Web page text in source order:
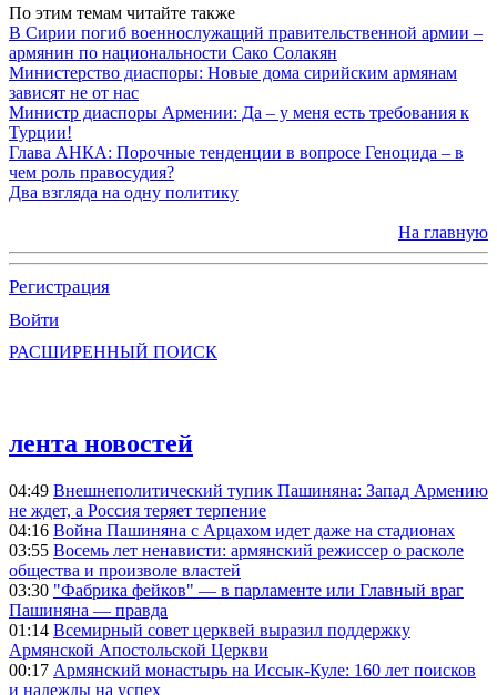
По этим темам читайте также
В Сирии погиб военнослужащий правительственной армии –
армянин по национальности Сако Солакян
Министерство диаспоры: Новые дома сирийским армянам
зависят не от нас
Министр диаспоры Армении: Да – у меня есть требования к
Турции!
Глава АНКА: Порочные тенденции в вопросе Геноцида – в
чем роль правосудия?
Два взгляда на одну политику
На главную
Регистрация
Войти
РАСШИРЕННЫЙ ПОИСК
лента новостей
04:49 Внешнеполитический тупик Пашиняна: Запад Армению
не ждет, а Россия теряет терпение
04:16 Война Пашиняна с Арцахом идет даже на стадионах
03:55 Восемь лет ненависти: армянский режиссер о расколе
общества и произволе властей
03:30 "Фабрика фейков" — в парламенте или Главный враг
Пашиняна — правда
01:14 Всемирный совет церквей выразил поддержку
Армянской Апостольской Церкви
00:17 Армянский монастырь на Иссык-Куле: 160 лет поисков
и надежды на успех